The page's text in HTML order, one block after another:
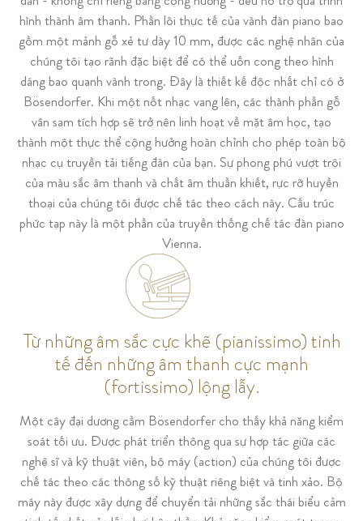
hình thành âm thanh. Phần lõi thực tế của vành đàn piano bao
gồm một mảnh gỗ xẻ tư dày 10 mm, được các nghệ nhân của
chúng tôi tạo rãnh đặc biệt để có thể uốn cong theo hình
dáng bao quanh vành trong. Đây là thiết kế độc nhất chỉ có ở
Bösendorfer. Khi một nốt nhạc vang lên, các thành phần gỗ
vân sam tích hợp sẽ trở nên linh hoạt về mặt âm học, tạo
thành một thực thể cộng hưởng hoàn chỉnh cho phép toàn bộ
nhạc cụ truyền tải tiếng đàn của bạn. Sự phong phú vượt trội
của màu sắc âm thanh và chất âm thuần khiết, rực rỡ huyền
thoại của chúng tôi được chế tác theo cách này. Cấu trúc
phức tạp này là một phần của truyền thống chế tác đàn piano
Vienna.
Từ những âm sắc cực khẽ (pianissimo) tinh
tế đến những âm thanh cực mạnh
(fortissimo) lộng lẫy.
Một cây đại dương cầm Bösendorfer cho thấy khả năng kiểm
soát tối ưu. Được phát triển thông qua sự hợp tác giữa các
nghệ sĩ và kỹ thuật viên, bộ máy (action) của chúng tôi được
chế tác theo các thông số kỹ thuật riêng biệt và tinh xảo. Bộ
máy này được xây dựng để chuyển tải những sắc thái biểu cảm